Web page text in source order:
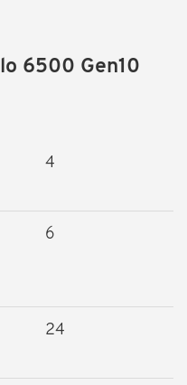
6500 Gen10
4
6
24